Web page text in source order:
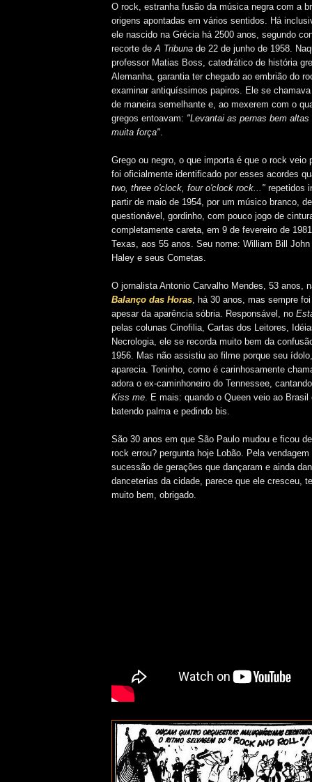
O rock, estranha fusão da música negra com a
origens apontadas em vários sentidos. Há
ele nascido na Grécia há 2500 anos, segundo
recorte de A Tribuna de 22 de junho de 1958.
professor Matias Boss, catedrático de história
Alemanha, garantia ter chegado ao embrião do
examinar antiquíssimos papiros. Ele se
de maneira semelhante e, ao mexerem com o
gregos entoavam: "Levantai as pernas bem
muita força"
Grego ou negro, o que importa é que o rock veio
foi oficialmente identificado por esses acordes
two, three o'clock, four o'clock rock..." repetidos
partir de maio de 1954, por um músico branco,
questionável, gordinho, com pouco jogo de
completamente careta, em 9 de fevereiro de
Texas, aos 55 anos. Seu nome: William Bill
Haley e seus Cometas.
O jornalista Antonio Carvalho Mendes, 53 anos,
Balanço das Horas , há 30 anos, mas sempre
apesar da aparência sóbria. Responsável, no
pelas colunas Cinofilia, Cartas dos Leitores,
Necrologia, ele se recorda muito bem da
1956. Mas não assistiu ao filme porque seu
aparecia. Toninho, como é carinhosamente
adora o ex-caminhoneiro do Tennessee,
Kiss me . E mais: quando o Queen veio ao
batendo palma e pedindo bis.
São 30 anos em que São Paulo mudou e ficou
rock errou? pergunta hoje Lobão. Pela
sucessão de gerações que dançaram e ainda
danceterias da cidade, parece que ele cresceu,
muito bem, obrigado.